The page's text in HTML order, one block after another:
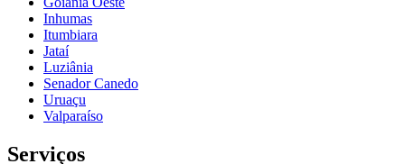
Inhumas
Itumbiara
Jataí
Luziânia
Senador Canedo
Uruaçu
Valparaíso
Serviços